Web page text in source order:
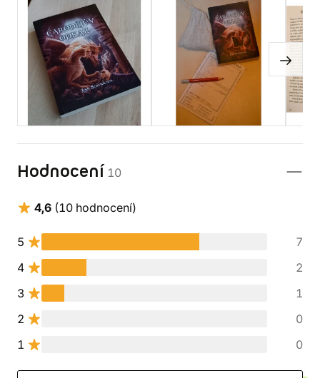
Hodnocení 10
4,6 (10 hodnocení)
5
7
4
2
3
1
2
0
1
0